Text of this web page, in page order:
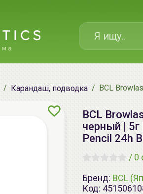
Карандаш, подводка BCL
BCL
черный | 5г
Pencil 24h
/ 0
Бренд: BCL
Код: